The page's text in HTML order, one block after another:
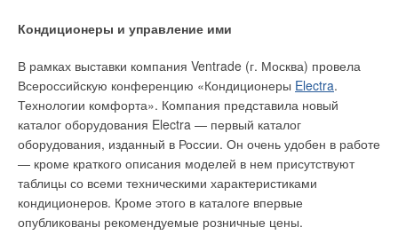
Кондиционеры и управление ими
В рамках выставки компания Ventrade (г. Москва) провела
Всероссийскую конференцию «Кондиционеры Electra.
Технологии комфорта». Компания представила новый
каталог оборудования Electra — первый каталог
оборудования, изданный в России. Он очень удобен в работе
— кроме краткого описания моделей в нем присутствуют
таблицы со всеми техническими характеристиками
кондиционеров. Кроме этого в каталоге впервые
опубликованы рекомендуемые розничные цены.
Ваш E-mail *
Текст комментария
водостоков и кромок крыш от льда является самым сложным,
как для расчетов и проектирования, так и для монтажа и
эксплуатации. Задача системы снеготаяния — освободить
водосток и сопроводить талую воду до земли. Система
снеготаяния должна работать до тех пор, пока существует
вероятность образования сосулек, т.е. пока не прекратится
таяние на кровле. Процесс таяния на кровле отсутствует в
двух случаях: при низкой отрицательной температуре (в
среднем ниже –10°С) или при отсутствии снега. Возможна
вероятность наступления ситуации, когда на кровле идет
процесс таяния, но не происходит образование наледи и